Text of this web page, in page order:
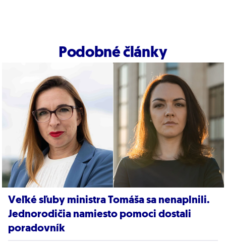
Podobné články
Veľké sľuby ministra Tomáša sa nenaplnili.
Jednorodičia namiesto pomoci dostali
poradovník